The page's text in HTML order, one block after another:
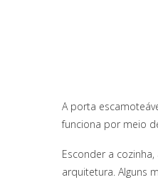
A porta
funciona por meio
Esconder a
arquitetura. Alguns